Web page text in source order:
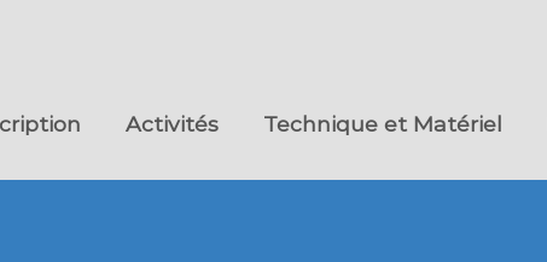
Activités Technique et Matériel